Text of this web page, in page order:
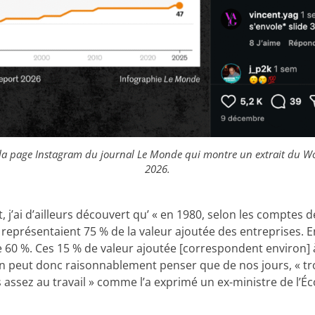
page Instagram du journal Le Monde qui montre un extrait du
2026.
d’ailleurs découvert qu’ « en 1980, selon les comptes
75 % de la valeur ajoutée des entreprises.
%. Ces 15 % de valeur ajoutée [correspondent environ]
peut donc raisonnablement penser que de nos jours, «
au travail » comme l’a exprimé un ex-ministre de